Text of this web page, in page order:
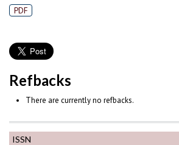
ISSN
PDF
Refbacks
There are currently no refbacks.